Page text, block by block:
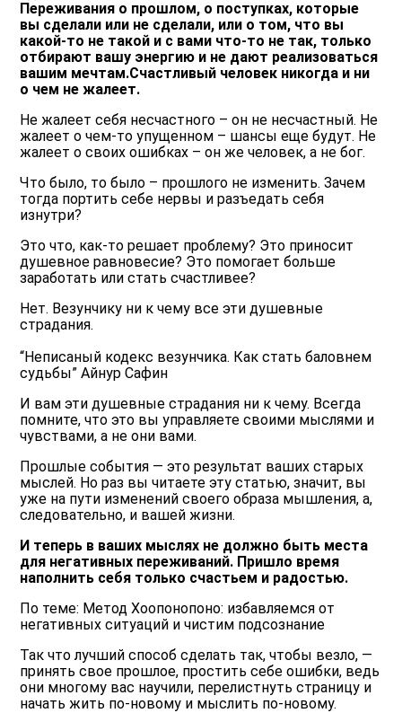
Переживания о прошлом, о поступках, которые
вы сделали или не сделали, или о том, что вы
какой-то не такой и с вами что-то не так, только
отбирают вашу энергию и не дают реализоваться
вашим мечтам.Счастливый человек никогда и ни
о чем не жалеет.
Не жалеет себя несчастного – он не несчастный. Не
жалеет о чем-то упущенном – шансы еще будут. Не
жалеет о своих ошибках – он же человек, а не бог.
Что было, то было – прошлого не изменить. Зачем
тогда портить себе нервы и разъедать себя
изнутри?
Это что, как-то решает проблему? Это приносит
душевное равновесие? Это помогает больше
заработать или стать счастливее?
Нет. Везунчику ни к чему все эти душевные
страдания.
“Неписаный кодекс везунчика. Как стать баловнем
судьбы” Айнур Сафин
И вам эти душевные страдания ни к чему. Всегда
помните, что это вы управляете своими мыслями и
чувствами, а не они вами.
Прошлые события — это результат ваших старых
мыслей. Но раз вы читаете эту статью, значит, вы
уже на пути изменений своего образа мышления, а,
следовательно, и вашей жизни.
И теперь в ваших мыслях не должно быть места
для негативных переживаний. Пришло время
наполнить себя только счастьем и радостью.
По теме: Метод Хоопонопоно: избавляемся от
негативных ситуаций и чистим подсознание
Так что лучший способ сделать так, чтобы везло, —
принять свое прошлое, простить себе ошибки, ведь
они многому вас научили, перелистнуть страницу и
начать жить по-новому и мыслить по-новому.